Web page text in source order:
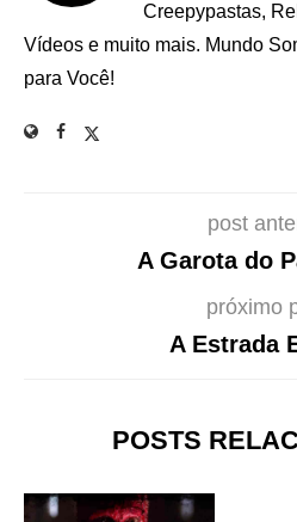
Creepypastas,
Vídeos e muito mais. Mundo
para Você!
post
A Garota do
próximo
A Estrada
POSTS